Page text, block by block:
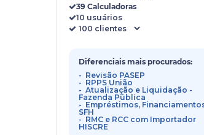
39 Calculadoras
10 usuários
Diferenciais mais procurados:
Revisão PASEP
RPPS União
Atualização e Liquidação -
Fazenda Pública
Empréstimos,
SFH
RMC e RCC com Importador
HISCRE